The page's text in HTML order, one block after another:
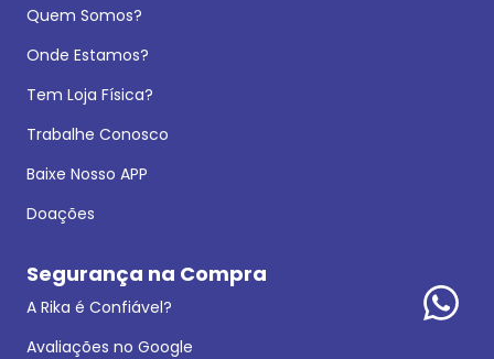
Quem Somos?
Onde Estamos?
Tem Loja Física?
Trabalhe Conosco
Baixe Nosso APP
Doações
Segurança na Compra
A Rika é Confiável?
Avaliações no Google